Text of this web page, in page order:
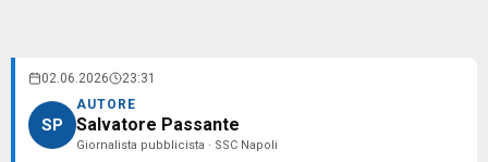
02.06.2026 23:31
SP
AUTORE
Salvatore Passante
Giornalista pubblicista · SSC Napoli